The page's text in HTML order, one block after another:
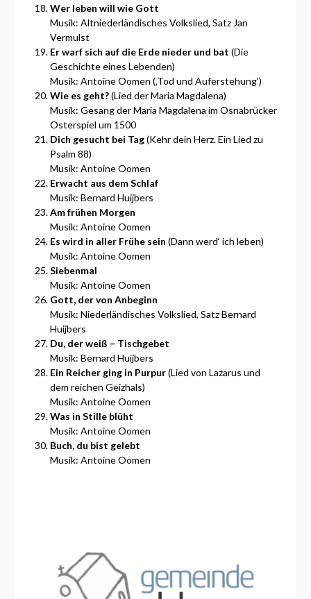
Wer leben will wie Gott
Musik: Altniederländisches Volkslied, Satz Jan
Vermulst
Er warf sich auf die Erde nieder und bat (Die
Geschichte eines Lebenden)
Musik: Antoine Oomen (‚Tod und Auferstehung‘)
Wie es geht?(Lied der Maria Magdalena)
Musik: Gesang der Maria Magdalena im Osnabrücker
Osterspiel um 1500
Dich gesucht bei Tag(Kehr dein Herz. Ein Lied zu
Psalm 88)
Musik: Antoine Oomen
Erwacht aus dem Schlaf
Musik: Bernard Huijbers
Am frühen Morgen
Musik: Antoine Oomen
Es wird in aller Frühe sein (Dann werd‘ ich leben)
Musik: Antoine Oomen
Siebenmal
Musik: Antoine Oomen
Gott, der von Anbeginn
Musik: Niederländisches Volkslied, Satz Bernard
Huijbers
Du, der weiß – Tischgebet
Musik: Bernard Huijbers
Ein Reicher ging in Purpur(Lied von Lazarus und
dem reichen Geizhals)
Musik: Antoine Oomen
Was in Stille blüht
Musik: Antoine Oomen
Buch, du bist gelebt
Musik: Antoine Oomen